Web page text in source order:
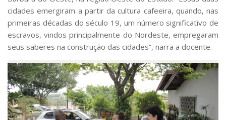
cidades emergiram a partir da cultura cafeeira, quando, nas
primeiras décadas do século 19, um número significativo de
escravos, vindos principalmente do Nordeste, empregaram
seus saberes na construção das cidades”, narra a docente.